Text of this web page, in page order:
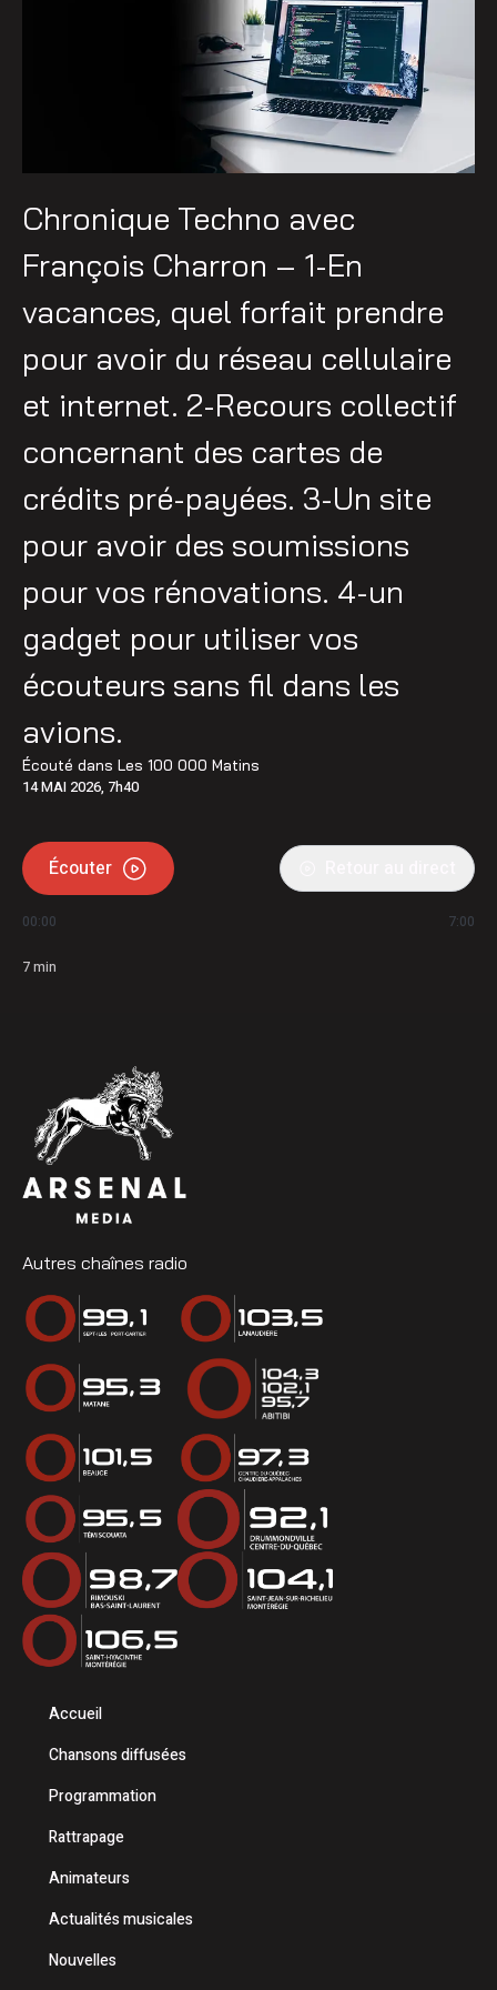
Chronique Techno avec
François Charron – 1-En
vacances, quel forfait prendre
pour avoir du réseau cellulaire
et internet. 2-Recours collectif
concernant des cartes de
crédits pré-payées. 3-Un site
pour avoir des soumissions
pour vos rénovations. 4-un
gadget pour utiliser vos
écouteurs sans fil dans les
avions.
Écouté dans Les 100 000 Matins
14 MAI 2026, 7h40
Écouter
00:00 7:00
7min
Autres chaînes radio
Accueil
Chansons diffusées
Programmation
Rattrapage
Animateurs
Actualités musicales
Nouvelles